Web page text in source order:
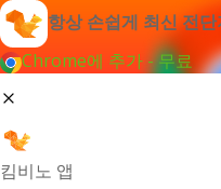
항상 손쉽게 최신 전
Chrome에 추가 - 무료
킴비노 앱